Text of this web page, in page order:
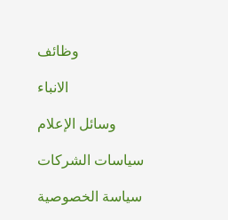
تذييل
الصفحه
وظائف
الانباء
وسائل الإعلام
سياسات الشركات
سياسة الخصوصية